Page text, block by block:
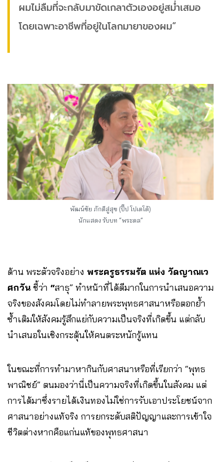
ผมไม่ลืมที่จะกลับมาขัดเกลาตัวเองอยู่สม่ำเสมอ
โดยเฉพาะอาชีพที่อยู่ในโลกมายาของผม”
พัฒน์ชัย ภักดีสู่สุข (ปั๊ป โปเตโต้)
นักแสดง รับบท “พระดล”
ด้าน พระตัวจริงอย่าง พระครูธรรมรัต แห่ง วัดญาณเว
ศกวัน ชี้ว่า “สาธุ” ทำหน้าที่ได้ดีมากในการนำเสนอความ
จริงของสังคมโดยไม่ทำลายพระพุทธศาสนาหรือตอกย้ำ
ซ้ำเติมให้สังคมรู้สึกแย่กับความเป็นจริงที่เกิดขึ้น แต่กลับ
นำเสนอในเชิงกระตุ้นให้คนตระหนักรู้แทน
ในขณะที่การทำมาหากินกับศาสนาหรือที่เรียกว่า “พุทธ
พาณิชย์” ตนมองว่านี่เป็นความจริงที่เกิดขึ้นในสังคม แต่
การได้มาซึ่งรายได้เงินทองไม่ใช่การรับเอาประโยชน์จาก
ศาสนาอย่างแท้จริง การยกระดับสติปัญญาและการเข้าใจ
ชีวิตต่างหากคือแก่นแท้ของพุทธศาสนา